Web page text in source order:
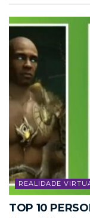
REALIDADE
TOP 10